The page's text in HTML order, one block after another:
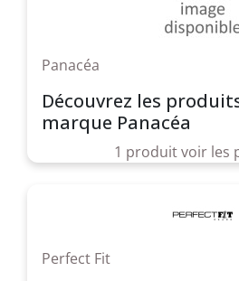
Panacéa
Découvrez les
marque Panacéa
1 produit voir les
Perfect Fit